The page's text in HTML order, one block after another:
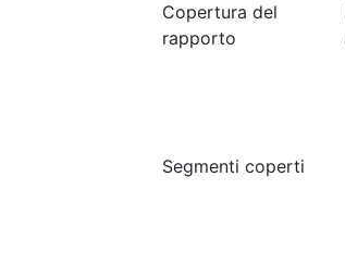
Copertura del
rapporto
Segmenti coperti